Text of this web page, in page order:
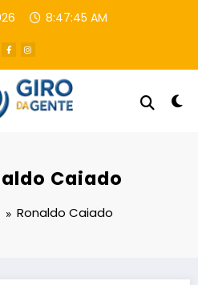
8:47:46 AM
Caiado
Ronaldo Caiado